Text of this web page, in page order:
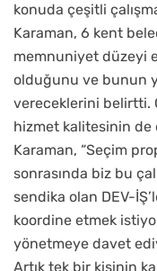
konuda çeşitli
Karaman, 6 kent
memnuniyet düzeyi
olduğunu ve bunun
vereceklerini belirtti.
hizmet kalitesinin de
Karaman, “Seçim
sonrasında biz bu
sendika olan DEV-
koordine etmek
yönetmeye davet
Artık tek bir kişinin